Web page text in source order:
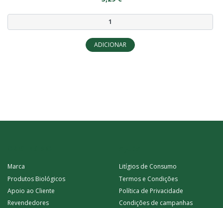
ADICIONAR
Marca
Produtos Biológicos
Apoio ao Cliente
Revendedores
Litígios de Consumo
Termos e Condições
Política de Privacidade
Condições de campanhas